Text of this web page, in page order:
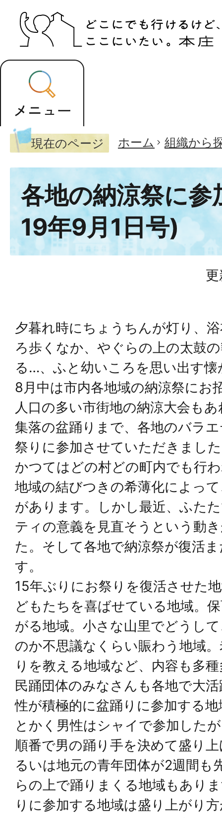
現在のページ ホーム 組織から
各地の納涼祭に参
19年9月1日号)
夕暮れ時にちょうちんが灯り、
ろ歩くなか、やぐらの上の太鼓
る…、ふと幼いころを思い出す
8月中は市内各地域の納涼祭にお
人口の多い市街地の納涼大会も
集落の盆踊りまで、各地のバラ
祭りに参加させていただきまし
かつてはどの村どの町内でも行
地域の結びつきの希薄化によっ
があります。しかし最近、ふた
ティの意義を見直そうという動
た。そして各地で納涼祭が復活
す。
15年ぶりにお祭りを復活させた
どもたちを喜ばせている地域。
がる地域。小さな山里でどうし
のか不思議なくらい賑わう地域
りを教える地域など、内容も多
民踊団体のみなさんも各地で大
性が積極的に盆踊りに参加する
とかく男性はシャイで参加した
順番で男の踊り手を決めて盛り
るいは地元の青年団体が2週間も
らの上で踊りまくる地域もあり
りに参加する地域は盛り上がり